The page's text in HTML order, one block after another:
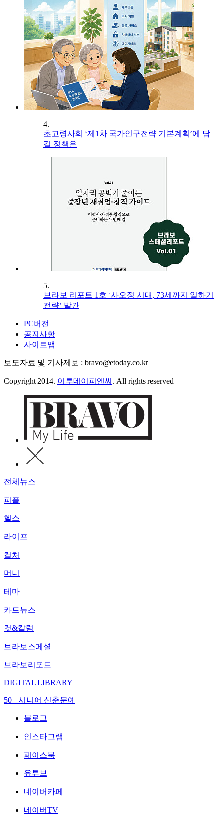
4.
초고령사회 ‘제1차 국가인구전략 기본계획’에 담
길 정책은
5.
브라보 리포트 1호 ‘사오정 시대, 73세까지 일하기
전략’ 발간
PC버전
공지사항
사이트맵
보도자료 및 기사제보 : bravo@etoday.co.kr
Copyright 2014. 이투데이피엔씨 . All rights reserved
전체뉴스
피플
헬스
라이프
컬처
머니
테마
카드뉴스
컷&칼럼
브라보스페셜
브라보리포트
DIGITAL LIBRARY
50+ 시니어 신춘문예
블로그
인스타그램
페이스북
유튜브
네이버카페
네이버TV